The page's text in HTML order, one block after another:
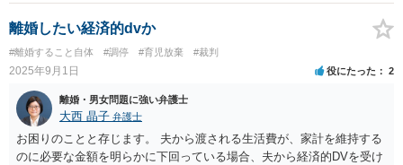
す。 また、不倫をばらされたことにより、妻の態度が難化してしま
い、面会交流が更に遠のいてしまうリスクもございます。 時間は掛か
三者を介し、面会交流の頻度や具体的方法を話し合うのがよろしいか
と存じます。 今までの経緯や妻の性格などにより、取るべき対応は変
わってきますので、弁護士への相談をご検討ください。
離婚したい経済的dvか
#離婚すること自体 #調停 #育児放棄 #裁判
2025年9月1日 役にたった 2
離婚・男女問題に強い弁護士
大西 晶子 弁護士
お困りのことと存じます。 夫から渡される生活費が、家計を維持する
のに必要な金額を明らかに下回っている場合、夫から経済的DVを受け